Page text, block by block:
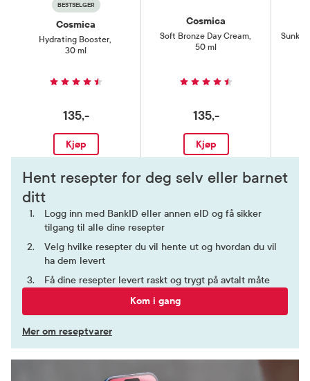
BESTSELGER
Cosmica
Hydrating Booster,
30 ml
135,-
Kjøp
Cosmica
Soft Bronze Day Cream,
50 ml
135,-
Kjøp
Hent resepter for deg selv eller barnet
ditt
Logg inn med BankID eller annen eID og få sikker
tilgang til alle dine resepter
Velg hvilke resepter du vil hente ut og hvordan du vil
ha dem levert
Få dine resepter levert raskt og trygt på avtalt måte
Kom i gang
Mer om reseptvarer